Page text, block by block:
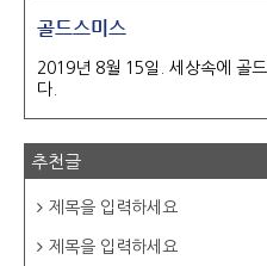
골드스미스
2019년 8월 15일. 세상속에 골
다.
추천글
제목을 입력하세요
제목을 입력하세요